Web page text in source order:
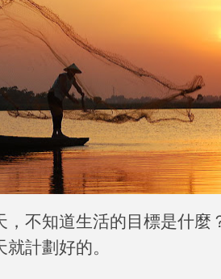
不知道生活的目標是什麼
計劃好的。